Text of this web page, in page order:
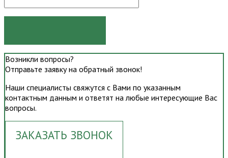
Возникли вопросы?
Отправьте заявку на обратный звонок!
Наши специалисты свяжутся с Вами по указанным
контактным данным и ответят на любые интересующие Вас
вопросы.
ЗАКАЗАТЬ ЗВОНОК